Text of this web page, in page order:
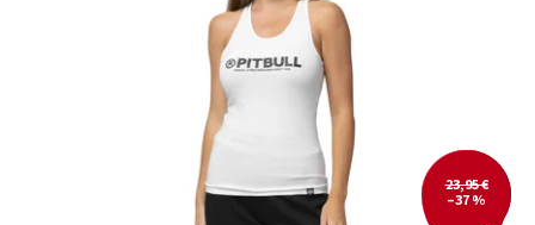
23,95 €
–37 %